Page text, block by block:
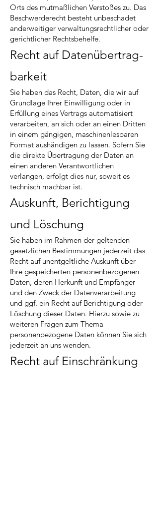
Orts des mutmaßlichen Verstoßes zu. Das
Beschwerderecht besteht unbeschadet
anderweitiger verwaltungsrechtlicher oder
gerichtlicher Rechtsbehelfe.
Recht auf Daten­übertrag­
barkeit
Sie haben das Recht, Daten, die wir auf
Grundlage Ihrer Einwilligung oder in
Erfüllung eines Vertrags automatisiert
verarbeiten, an sich oder an einen Dritten
in einem gängigen, maschinenlesbaren
Format aushändigen zu lassen. Sofern Sie
die direkte Übertragung der Daten an
einen anderen Verantwortlichen
verlangen, erfolgt dies nur, soweit es
technisch machbar ist.
Auskunft, Berichtigung
und Löschung
Sie haben im Rahmen der geltenden
gesetzlichen Bestimmungen jederzeit das
Recht auf unentgeltliche Auskunft über
Ihre gespeicherten personenbezogenen
Daten, deren Herkunft und Empfänger
und den Zweck der Datenverarbeitung
und ggf. ein Recht auf Berichtigung oder
Löschung dieser Daten. Hierzu sowie zu
weiteren Fragen zum Thema
personenbezogene Daten können Sie sich
jederzeit an uns wenden.
Recht auf Einschränkung